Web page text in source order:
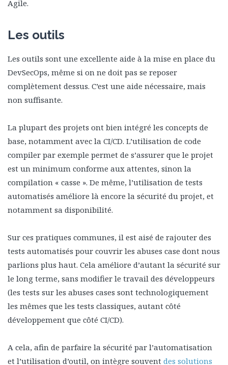
Agile.
Les outils
Les outils sont une excellente aide à la mise en place du
DevSecOps, même si on ne doit pas se reposer
complètement dessus. C’est une aide nécessaire, mais
non suffisante.
La plupart des projets ont bien intégré les concepts de
base, notamment avec la CI/CD. L’utilisation de code
compiler par exemple permet de s’assurer que le projet
est un minimum conforme aux attentes, sinon la
compilation « casse ». De même, l’utilisation de tests
automatisés améliore là encore la sécurité du projet, et
notamment sa disponibilité.
Sur ces pratiques communes, il est aisé de rajouter des
tests automatisés pour couvrir les abuses case dont nous
parlions plus haut. Cela améliore d’autant la sécurité sur
le long terme, sans modifier le travail des développeurs
(les tests sur les abuses cases sont technologiquement
les mêmes que les tests classiques, autant côté
développement que côté CI/CD).
A cela, afin de parfaire la sécurité par l’automatisation
et l’utilisation d’outil, on intègre souvent des solutions